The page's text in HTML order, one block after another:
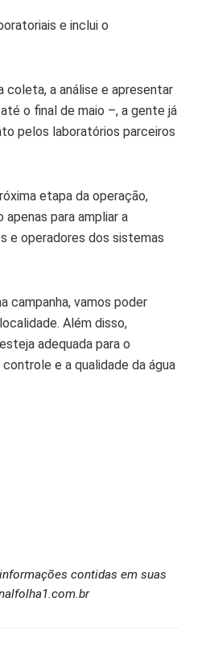
e inclui o
coleta, a análise e apresentar
o final de maio –, a gente já
pelos laboratórios parceiros
etapa da operação,
para ampliar a
e operadores dos sistemas
campanha, vamos poder
Além disso,
adequada para o
e a qualidade da água
contidas em suas